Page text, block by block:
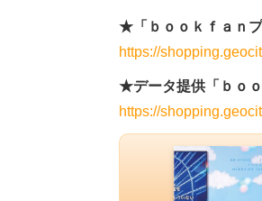
★「ｂｏｏｋｆａｎ
https://
★データ提供「ｂｏｏ
https://